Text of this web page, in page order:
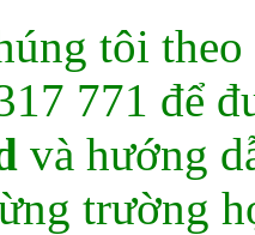
tôi
771 để
và hướng
trường